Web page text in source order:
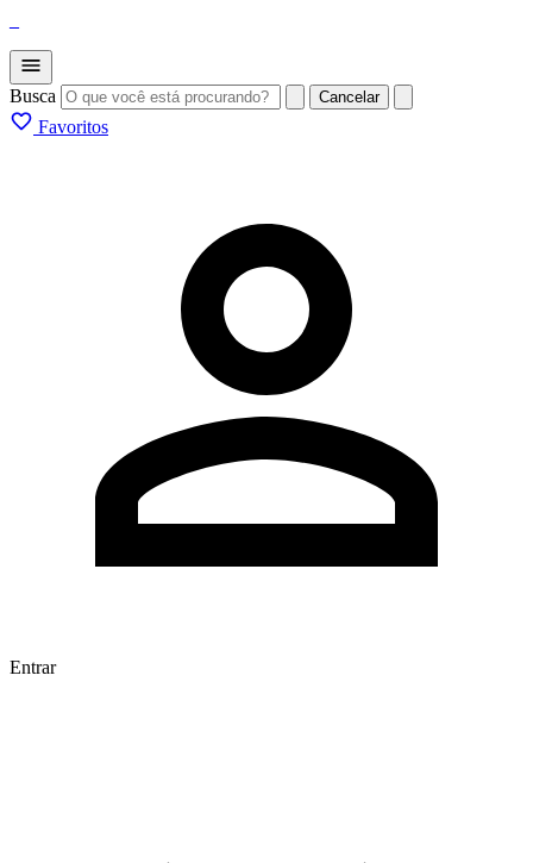
Busca Cancelar
Favoritos
Entrar